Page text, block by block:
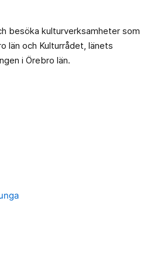
besöka kulturverksamheter som
län och Kulturrådet, länets
i Örebro län.